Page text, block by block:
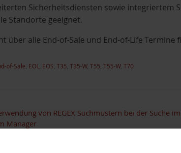
Sicherheitsdiensten sowie integriertem
Standorte geeignet.
über alle End-of-Sale und End-of-Life Termine
of-Sale EOL EOS T35 T35-W, T55 T55-W, T70
von REGEX Suchmustern bei der Suche im
Manager